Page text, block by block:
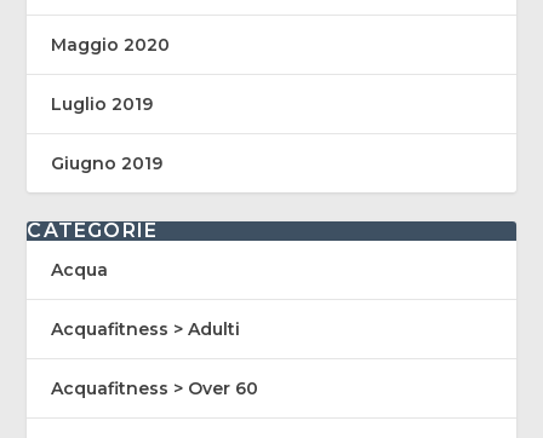
Maggio 2020
Luglio 2019
Giugno 2019
CATEGORIE
Acqua
Acquafitness > Adulti
Acquafitness > Over 60